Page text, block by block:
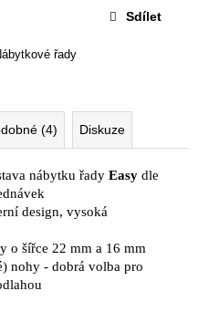
řady
Sdílet
(4) Diskuze
nábytku řady Easy dle
design, vysoká
o šířce 22 mm a 16 mm
nohy - dobrá volba pro